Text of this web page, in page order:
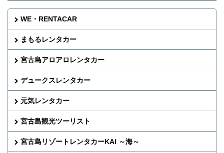
WE・RENTACAR
まもるレンタカー
宮古島アロアロレンタカー
デュークスレンタカー
元気レンタカー
宮古島観光ツーリスト
宮古島リゾートレンタカーKAI ～海～